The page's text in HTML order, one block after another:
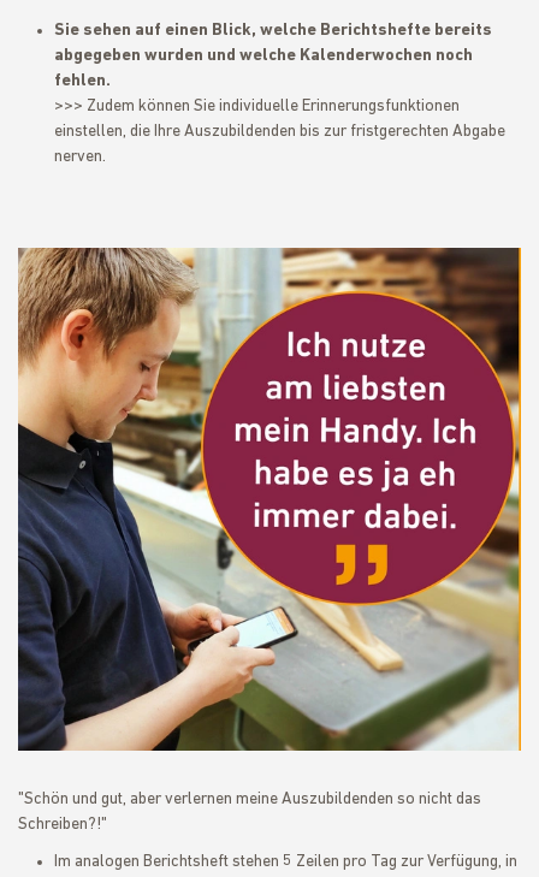
Sie sehen auf einen Blick, welche Berichtshefte bereits
abgegeben wurden und welche Kalenderwochen noch
fehlen.
>>> Zudem können Sie individuelle Erinnerungsfunktionen
einstellen, die Ihre Auszubildenden bis zur fristgerechten Abgabe
nerven.
"Schön und gut, aber verlernen meine Auszubildenden so nicht das
Schreiben?!"
Im analogen Berichtsheft stehen 5 Zeilen pro Tag zur Verfügung, in